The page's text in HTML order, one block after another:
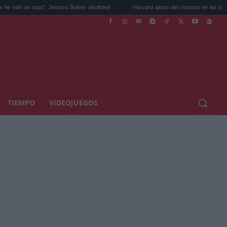
Jessica Bueno 'abofetea' ... Harvard alerta del síntoma en los tobillos por el ...
TIEMPO VIDEOJUEGOS